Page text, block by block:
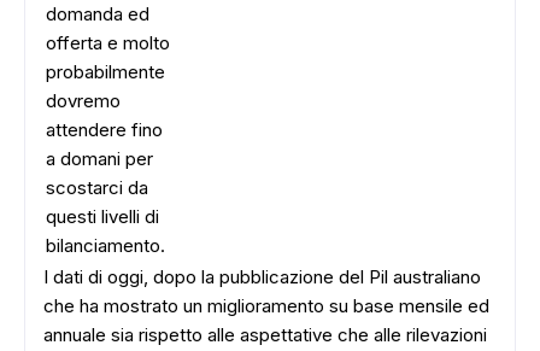
domanda ed
offerta e molto
probabilmente
dovremo
attendere fino
a domani per
scostarci da
questi livelli di
bilanciamento.
I dati di oggi, dopo la pubblicazione del Pil australiano
che ha mostrato un miglioramento su base mensile ed
annuale sia rispetto alle aspettative che alle rilevazioni